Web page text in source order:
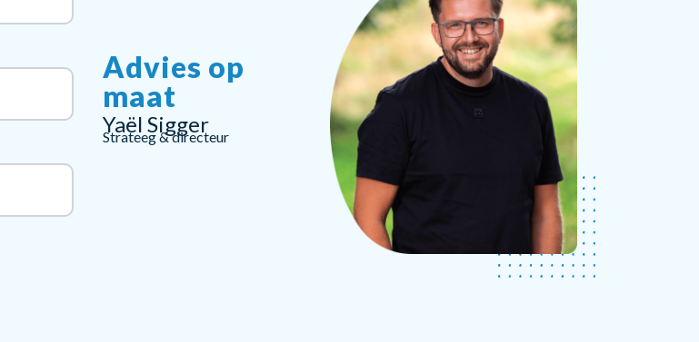
Advies op
maat
Yaël Sigger
Strateeg & directeur